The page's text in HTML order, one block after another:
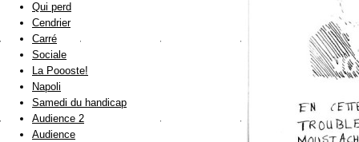
Qui perd
Cendrier
Carré
Sociale
La Poooste!
Napoli
Samedi du handicap
Audience 2
Audience